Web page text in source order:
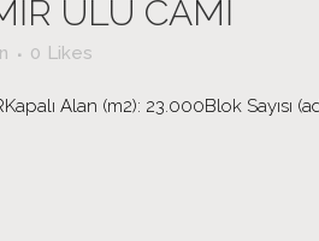
ULU CAMİ
0 Likes
Alan (m2): 23.000Blok